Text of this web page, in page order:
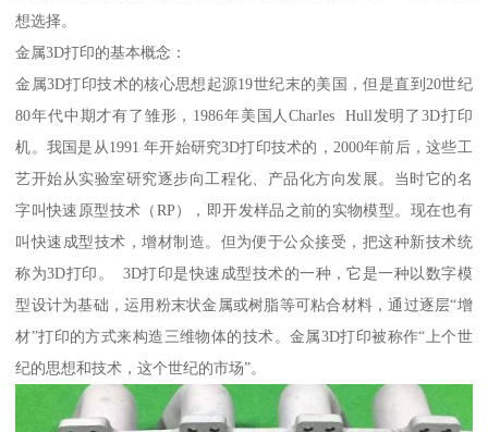
想选择。
金属3D打印的基本概念：
金属3D打印技术的核心思想起源19世纪末的美国，但是直到20世纪
80年代中期才有了雏形，1986年美国人Charles Hull发明了3D打印
机。我国是从1991 年开始研究3D打印技术的，2000年前后，这些工
艺开始从实验室研究逐步向工程化、产品化方向发展。当时它的名
字叫快速原型技术（RP），即开发样品之前的实物模型。现在也有
叫快速成型技术，增材制造。但为便于公众接受，把这种新技术统
称为3D打印。 3D打印是快速成型技术的一种，它是一种以数字模
型设计为基础，运用粉末状金属或树脂等可粘合材料，通过逐层“增
材”打印的方式来构造三维物体的技术。金属3D打印被称作“上个世
纪的思想和技术，这个世纪的市场”。